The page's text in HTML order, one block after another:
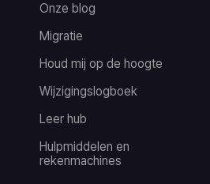
Onze blog
Migratie
Houd mij op de hoogte
Wijzigingslogboek
Leer hub
Hulpmiddelen en
rekenmachines